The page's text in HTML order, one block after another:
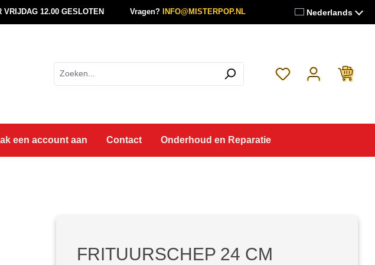
VRIJDAG 12.00 GESLOTEN Vragen? INFO@MISTERPOP.NL Nederlands
Je hebt 0 items op
een account aan Contact Onderhoud en Reparatie
FRITUURSCHEP 24 CM